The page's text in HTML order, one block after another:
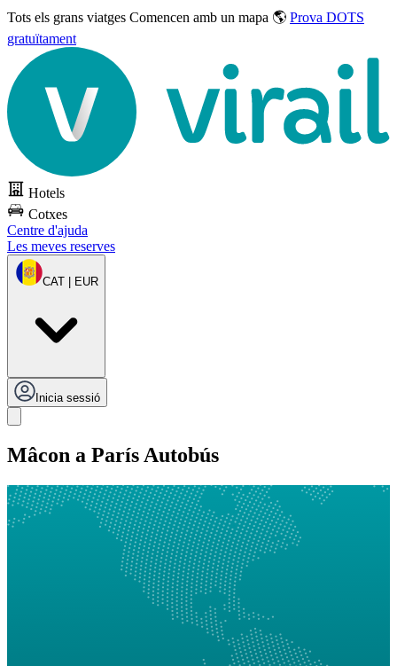
Tots els grans viatges Comencen amb un mapa 🌎 Prova DOTS
gratuïtament
Hotels
Cotxes
Centre d'ajuda
Les meves reserves
CAT | EUR
Inicia sessió
Mâcon a París Autobús